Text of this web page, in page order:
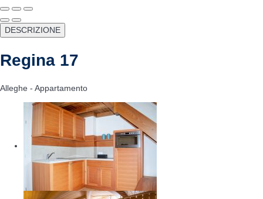
DESCRIZIONE
Regina 17
Alleghe - Appartamento